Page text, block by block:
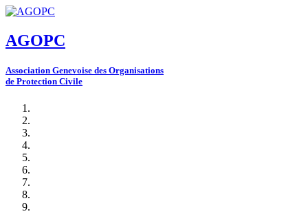
AGOPC
Association Genevoise des Organisations
de Protection Civile